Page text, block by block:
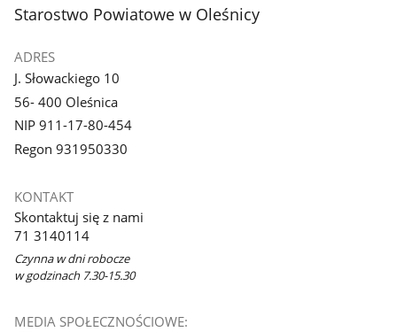
stopka
Starostwo Powiatowe w Oleśnicy
ADRES
J. Słowackiego 10
56- 400 Oleśnica
NIP 911-17-80-454
Regon 931950330
KONTAKT
Skontaktuj się z nami
71 3140114
Czynna w dni robocze
w godzinach 7.30-15.30
MEDIA SPOŁECZNOŚCIOWE: